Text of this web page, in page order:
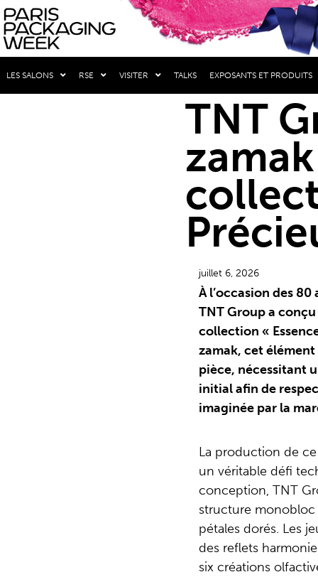
LES SALONS RSE VISITER TALKS EXPOSANTS ET PRODUITS
TNT
juillet 6, 2026
À l’occasion des
TNT Group a
collection «
zamak, cet élément
pièce, nécessitant
initial afin de
imaginée par la
La production de
un véritable défi
conception, TNT
structure monobloc
pétales dorés. Les
des reflets
six créations